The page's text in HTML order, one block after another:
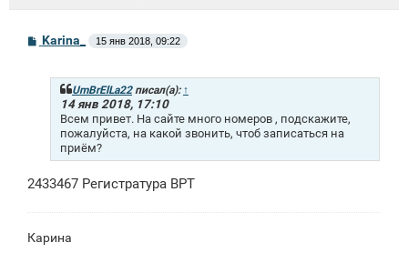
С
о
Karina_ 15 янв 2018, 09:22
UmBrElLa22писал(а): ↑
14 янв 2018, 17:10
Всем привет. На сайте много номеров , подскажите,
пожалуйста, на какой звонить, чтоб записаться на
приём?
2433467 Регистратура ВРТ
Карина